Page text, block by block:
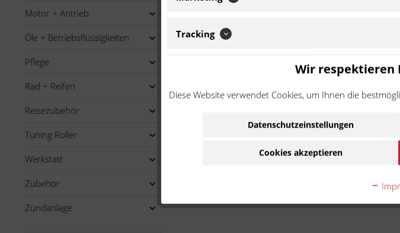
Motor + Antrieb
Öle + Betriebsflüssigkeiten
Pflege
Rad + Reifen
Reisezubehör
Tuning Roller
Werkstatt
Zubehör
Zündanlage
Tracking
Wir respektieren
Diese Website verwendet Cookies, um Ihnen die
Datenschutzeinstellungen
Cookies akzeptieren